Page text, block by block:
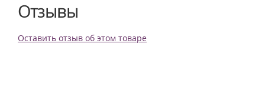
Отзывы
Оставить отзыв об этом товаре